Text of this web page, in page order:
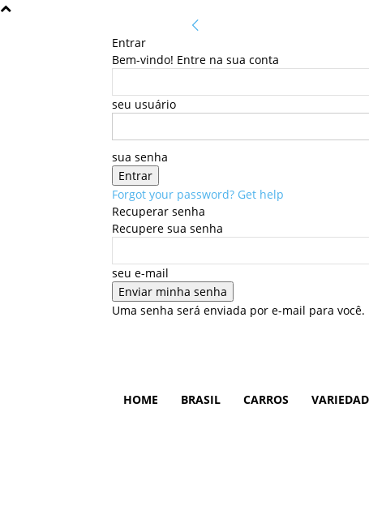
Entrar
Bem-vindo! Entre na sua conta
seu usuário
sua senha
Forgot your password? Get help
Recuperar senha
Recupere sua senha
seu e-mail
Uma senha será enviada por e-mail para você.
HOME
BRASIL CARROS